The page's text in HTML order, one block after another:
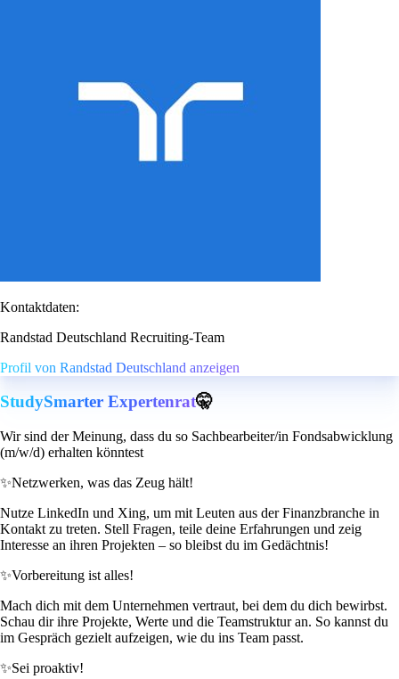
Kontaktdaten:
Randstad Deutschland Recruiting-Team
Profil von Randstad Deutschland anzeigen
StudySmarter Expertenrat🤫
Wir sind der Meinung, dass du so Sachbearbeiter/in Fondsabwicklung
(m/w/d) erhalten könntest
✨Netzwerken, was das Zeug hält!
Nutze LinkedIn und Xing, um mit Leuten aus der Finanzbranche in
Kontakt zu treten. Stell Fragen, teile deine Erfahrungen und zeig
Interesse an ihren Projekten – so bleibst du im Gedächtnis!
✨Vorbereitung ist alles!
Mach dich mit dem Unternehmen vertraut, bei dem du dich bewirbst.
Schau dir ihre Projekte, Werte und die Teamstruktur an. So kannst du
im Gespräch gezielt aufzeigen, wie du ins Team passt.
✨Sei proaktiv!